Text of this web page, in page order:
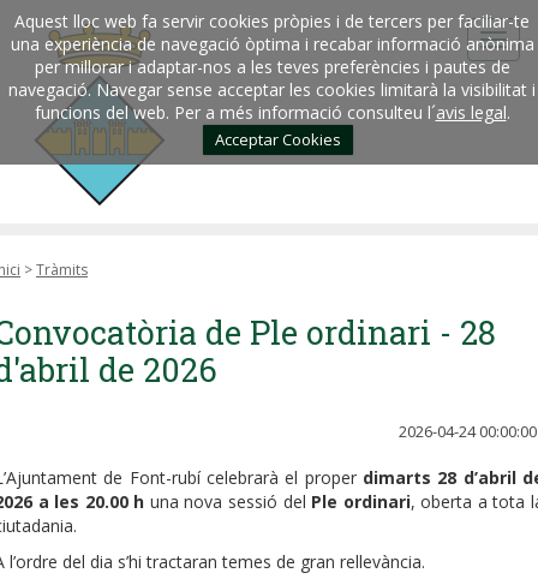
Aquest lloc web fa servir cookies pròpies i de tercers per faciliar-te
una experiència de navegació òptima i recabar informació anònima
per millorar i adaptar-nos a les teves preferències i pautes de
navegació. Navegar sense acceptar les cookies limitarà la visibilitat i
funcions del web. Per a més informació consulteu l´avis legal.
Acceptar Cookies
>Tràmits
de Ple ordinari - 28
de 2026
2026-04-24 00:00:00
de Font-rubí celebrarà el proper dimarts 28 d’abril
a les 20.00 h una nova sessió del Ple ordinari, oberta a tota
l’ordre del dia s’hi tractaran temes de gran rellevància.